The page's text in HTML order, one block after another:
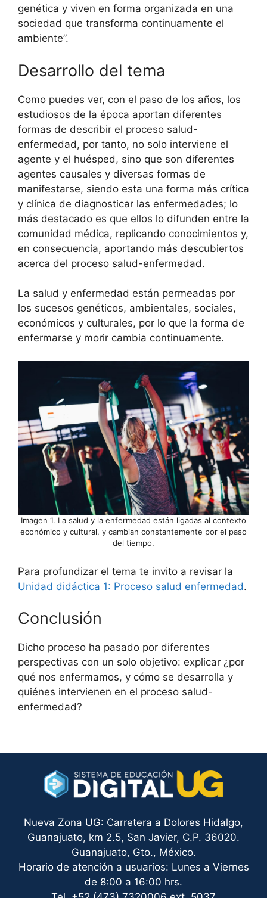
genética y viven en forma organizada en una
sociedad que transforma continuamente el
ambiente”.
Desarrollo del tema
Como puedes ver, con el paso de los años, los
estudiosos de la época aportan diferentes
formas de describir el proceso salud-
enfermedad, por tanto, no solo interviene el
agente y el huésped, sino que son diferentes
agentes causales y diversas formas de
manifestarse, siendo esta una forma más crítica
y clínica de diagnosticar las enfermedades; lo
más destacado es que ellos lo difunden entre la
comunidad médica, replicando conocimientos y,
en consecuencia, aportando más descubiertos
acerca del proceso salud-enfermedad.
La salud y enfermedad están permeadas por
los sucesos genéticos, ambientales, sociales,
económicos y culturales, por lo que la forma de
enfermarse y morir cambia continuamente.
Imagen 1. La salud y la enfermedad están ligadas al contexto
económico y cultural, y cambian constantemente por el paso
del tiempo.
Para profundizar el tema te invito a revisar la
Unidad didáctica 1: Proceso salud enfermedad.
Conclusión
Dicho proceso ha pasado por diferentes
perspectivas con un solo objetivo: explicar ¿por
qué nos enfermamos, y cómo se desarrolla y
quiénes intervienen en el proceso salud-
enfermedad?
Nueva Zona UG: Carretera a Dolores Hidalgo,
Guanajuato, km 2.5, San Javier, C.P. 36020.
Guanajuato, Gto., México.
Horario de atención a usuarios: Lunes a Viernes
de 8:00 a 16:00 hrs.